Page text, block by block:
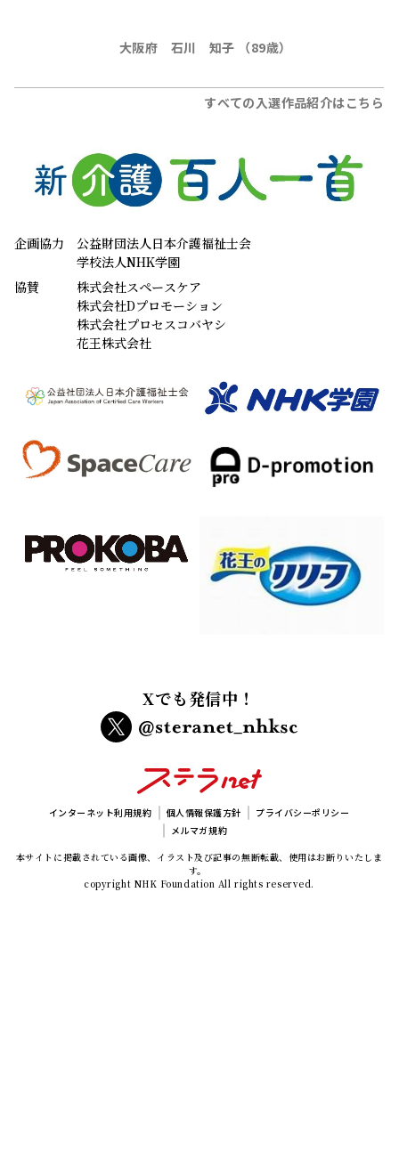
大阪府 石川 知子 （89歳）
すべての入選作品紹介はこちら
企画協力
公益財団法人日本介護福祉士会
学校法人NHK学園
協賛
株式会社スペースケア
株式会社Dプロモーション
株式会社プロセスコバヤシ
花王株式会社
Xでも発信中！
インターネット利用規約 個人情報保護方針
プライバシーポリシー
メルマガ規約
本サイトに掲載されている画像、イラスト及び記事の無断転載、使用はお断りいたしま
す。
copyright NHK Foundation All rights reserved.